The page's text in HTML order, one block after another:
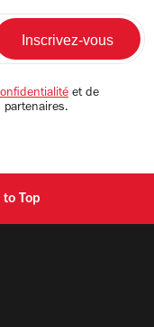
et de
partenaires.
Top